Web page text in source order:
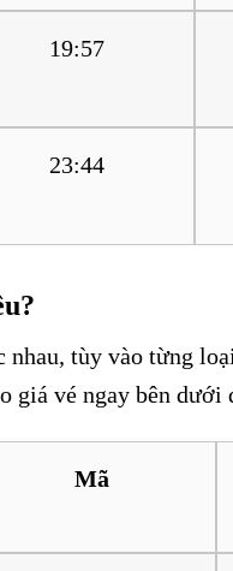
19:57
23:44
nhau, tùy vào từng
giá vé ngay bên dưới
Mã